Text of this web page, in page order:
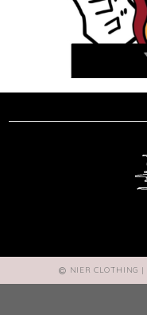
NIER CLOTHING |